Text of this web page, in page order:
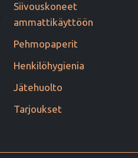
Siivouskoneet
ammattikäyttöön
Pehmopaperit
Henkilöhygienia
Jätehuolto
Tarjoukset